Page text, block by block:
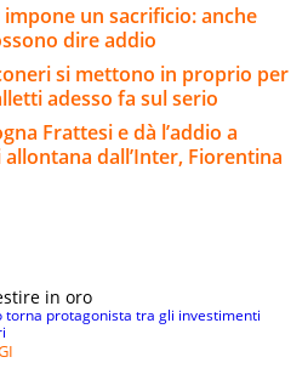
un sacrificio: anche
dire addio
si mettono in proprio per
adesso fa sul serio
Frattesi e dà l’addio a
dall’Inter, Fiorentina
in oro
torna protagonista tra gli investimenti